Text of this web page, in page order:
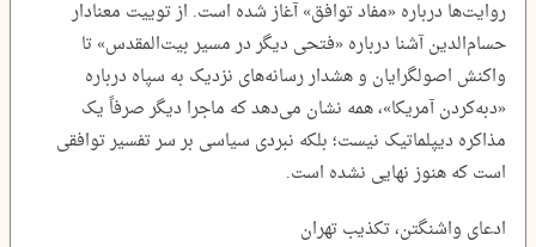
روایت‌ها درباره «مفاد توافق» آغاز شده است. از توییت معنادار
حسام‌الدین آشنا درباره «فتحی دیگر در مسیر بیت‌المقدس» تا
واکنش اصولگرایان و هشدار رسانه‌های نزدیک به سپاه درباره
«دبه‌کردن آمریکا»، همه نشان می‌دهد که ماجرا دیگر صرفاً یک
مذاکره دیپلماتیک نیست؛ بلکه نبردی سیاسی بر سر تفسیر توافقی
است که هنوز نهایی نشده است.
ادعای واشنگتن، تکذیب تهران